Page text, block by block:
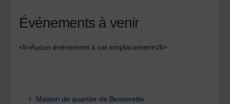
Événements à venir
<li>Aucun événement à cet emplacement</li>
Maison de quartier de Besserette